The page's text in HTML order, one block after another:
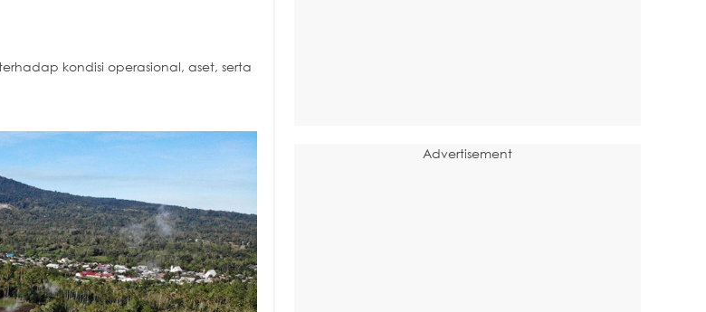
kondisi operasional, aset, serta
Advertisement